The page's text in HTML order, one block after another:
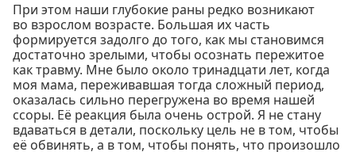
При этом наши глубокие раны редко возникают
во взрослом возрасте. Большая их часть
формируется задолго до того, как мы становимся
достаточно зрелыми, чтобы осознать пережитое
как травму. Мне было около тринадцати лет, когда
моя мама, переживавшая тогда сложный период,
оказалась сильно перегружена во время нашей
ссоры. Её реакция была очень острой. Я не стану
вдаваться в детали, поскольку цель не в том, чтобы
её обвинять, а в том, чтобы понять, что произошло